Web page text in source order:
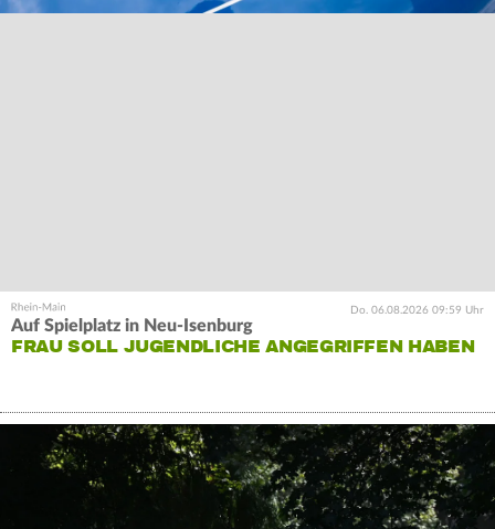
Do. 06.08.2026 09:59 Uhr
Auf Spielplatz in Neu-Isenburg
FRAU SOLL JUGENDLICHE ANGEGRIFFEN HABEN